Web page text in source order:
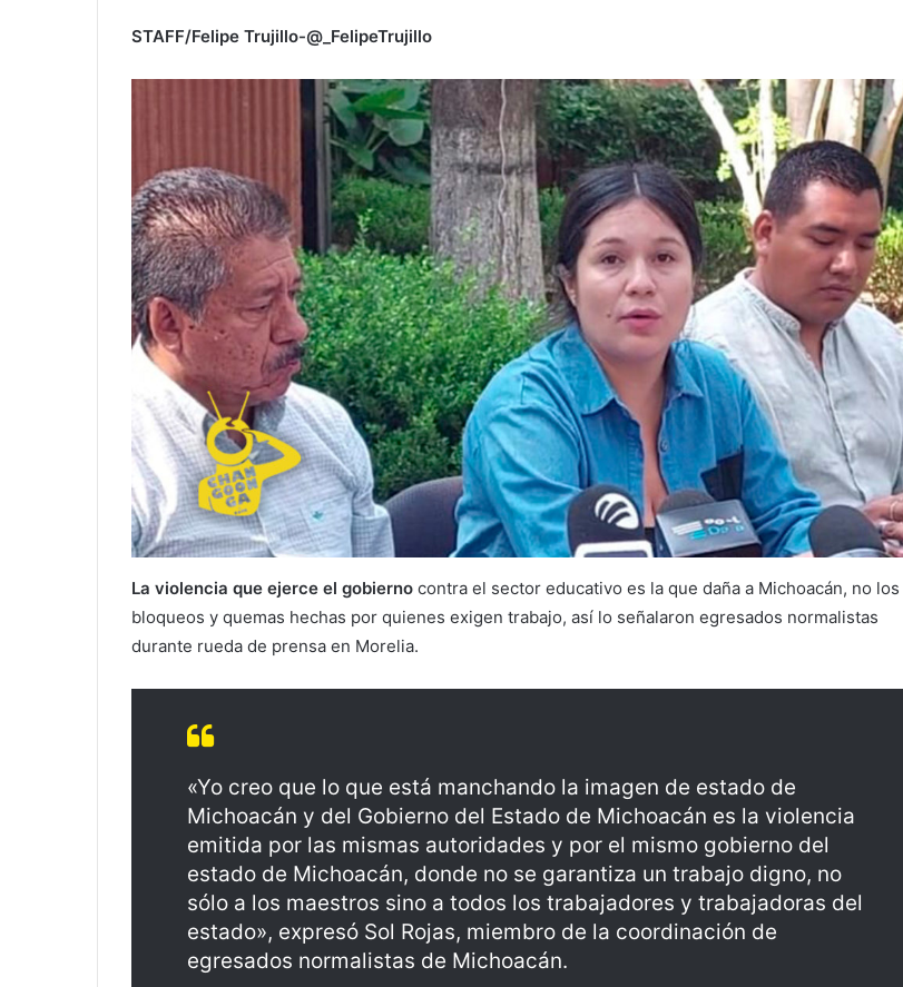
STAFF/Felipe Trujillo-@_FelipeTrujillo
La violencia que ejerce el gobierno contra el sector educativo es la que daña a Michoacán, no los
bloqueos y quemas hechas por quienes exigen trabajo, así lo señalaron egresados normalistas
durante rueda de prensa en Morelia.
«Yo creo que lo que está manchando la imagen de estado de
Michoacán y del Gobierno del Estado de Michoacán es la violencia
emitida por las mismas autoridades y por el mismo gobierno del
estado de Michoacán, donde no se garantiza un trabajo digno, no
sólo a los maestros sino a todos los trabajadores y trabajadoras del
estado», expresó Sol Rojas, miembro de la coordinación de
egresados normalistas de Michoacán.